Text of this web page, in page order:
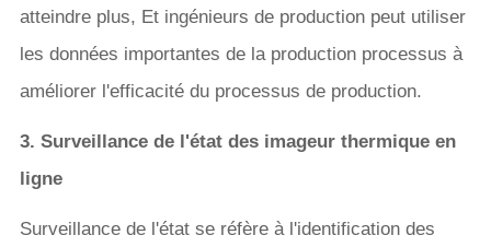
atteindre plus, Et ingénieurs de production peut utiliser
les données importantes de la production processus à
améliorer l'efficacité du processus de production.
3. Surveillance de l'état des imageur thermique en
ligne
Surveillance de l'état se réfère à l'identification des